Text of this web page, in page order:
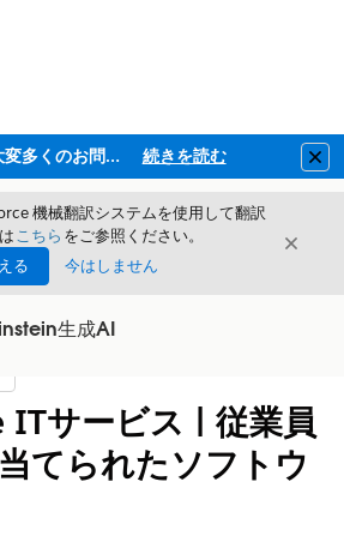
ただいま大変多くのお問い合わせをいただいており、ご連絡までにお時間を頂戴しております 続きを読む
機械翻訳システムを使用して翻訳
こちら をご参照ください。
る
今はしません
閉じる
生成AI
サービス | 従業員
てられたソフトウ